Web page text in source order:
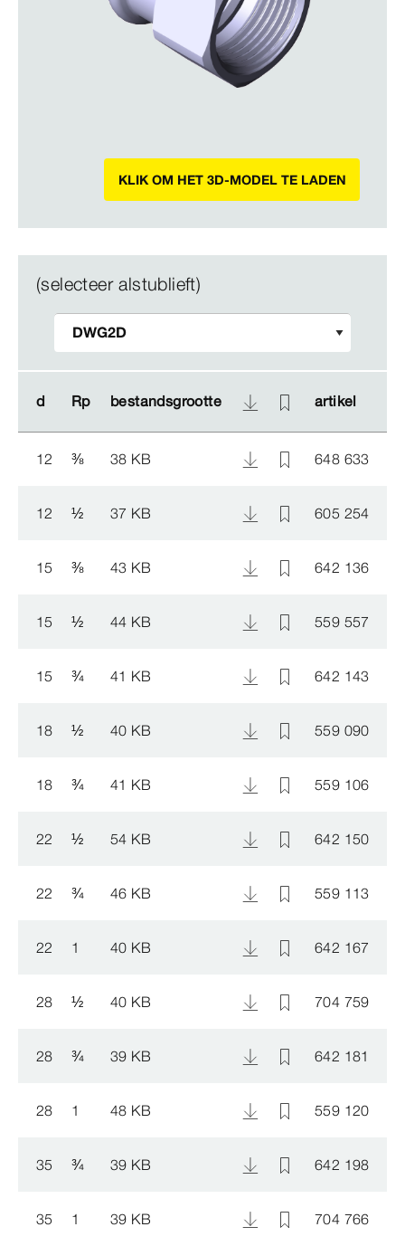
KLIK OM HET 3D-MODEL TE LADEN
(selecteer alstublieft)
d Rp bestandsgrootte artikel
d Rp bestandsgrootte artikel
12 ⅜ 38 KB 648 633
12 ½ 37 KB 605 254
15 ⅜ 43 KB 642 136
15 ½ 44 KB 559 557
15 ¾ 41 KB 642 143
18 ½ 40 KB 559 090
18 ¾ 41 KB 559 106
22 ½ 54 KB 642 150
22 ¾ 46 KB 559 113
22 1 40 KB 642 167
28 ½ 40 KB 704 759
28 ¾ 39 KB 642 181
28 1 48 KB 559 120
35 ¾ 39 KB 642 198
35 1 39 KB 704 766